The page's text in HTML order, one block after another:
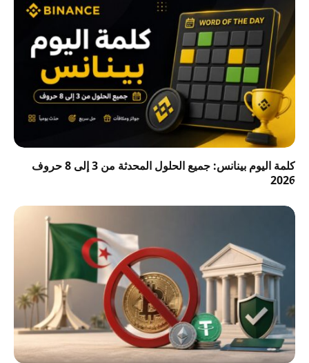
كلمة اليوم بينانس: جميع الحلول المحدثة من 3 إلى 8 حروف
2026